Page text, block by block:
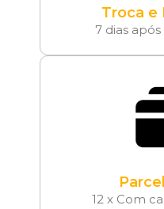
Troca e
7 dias
12 x Com